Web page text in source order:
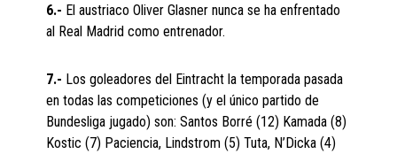
6.- El austriaco Oliver Glasner nunca se ha enfrentado
al Real Madrid como entrenador.
7.- Los goleadores del Eintracht la temporada pasada
en todas las competiciones (y el único partido de
Bundesliga jugado) son: Santos Borré (12) Kamada (8)
Kostic (7) Paciencia, Lindstrom (5) Tuta, N’Dicka (4)